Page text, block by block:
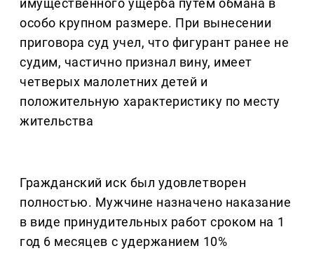
имущественного ущерба путем обмана в
особо крупном размере. При вынесении
приговора суд учел, что фигурант ранее не
судим, частично признал вину, имеет
четверых малолетних детей и
положительную характеристику по месту
жительства
Гражданский иск был удовлетворен
полностью. Мужчине назначено наказание
в виде принудительных работ сроком на 1
год 6 месяцев с удержанием 10%